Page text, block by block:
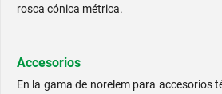
rosca cónica métrica.
Accesorios
En la gama de norelem para accesorios